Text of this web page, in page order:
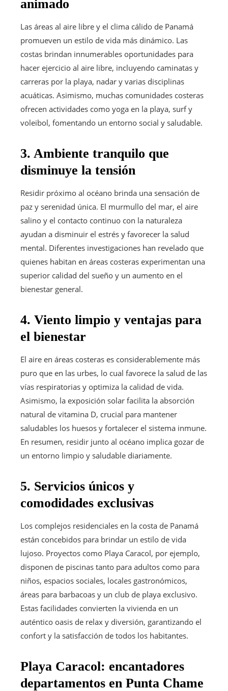
animado
Las áreas al aire libre y el clima cálido de Panamá
promueven un estilo de vida más dinámico. Las
costas brindan innumerables oportunidades para
hacer ejercicio al aire libre, incluyendo caminatas y
carreras por la playa, nadar y varias disciplinas
acuáticas. Asimismo, muchas comunidades costeras
ofrecen actividades como yoga en la playa, surf y
voleibol, fomentando un entorno social y saludable.
3. Ambiente tranquilo que
disminuye la tensión
Residir próximo al océano brinda una sensación de
paz y serenidad única. El murmullo del mar, el aire
salino y el contacto continuo con la naturaleza
ayudan a disminuir el estrés y favorecer la salud
mental. Diferentes investigaciones han revelado que
quienes habitan en áreas costeras experimentan una
superior calidad del sueño y un aumento en el
bienestar general.
4. Viento limpio y ventajas para
el bienestar
El aire en áreas costeras es considerablemente más
puro que en las urbes, lo cual favorece la salud de las
vías respiratorias y optimiza la calidad de vida.
Asimismo, la exposición solar facilita la absorción
natural de vitamina D, crucial para mantener
saludables los huesos y fortalecer el sistema inmune.
En resumen, residir junto al océano implica gozar de
un entorno limpio y saludable diariamente.
5. Servicios únicos y
comodidades exclusivas
Los complejos residenciales en la costa de Panamá
están concebidos para brindar un estilo de vida
lujoso. Proyectos como Playa Caracol, por ejemplo,
disponen de piscinas tanto para adultos como para
niños, espacios sociales, locales gastronómicos,
áreas para barbacoas y un club de playa exclusivo.
Estas facilidades convierten la vivienda en un
auténtico oasis de relax y diversión, garantizando el
confort y la satisfacción de todos los habitantes.
Playa Caracol: encantadores
departamentos en Punta Chame